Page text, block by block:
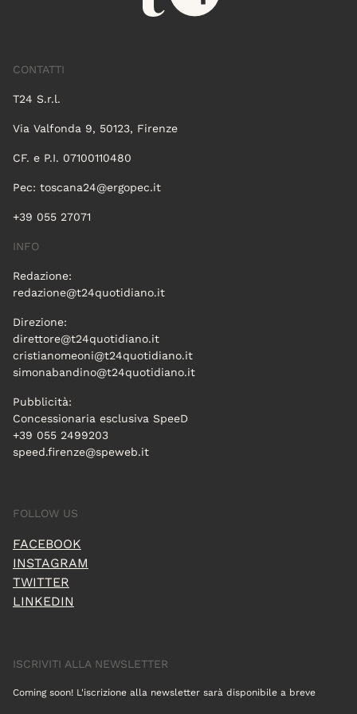
CONTATTI
T24 S.r.l.
Via Valfonda 9, 50123, Firenze
CF. e P.I. 07100110480
Pec: toscana24@ergopec.it
+39 055 27071
INFO
Redazione:
redazione@t24quotidiano.it
Direzione:
direttore@t24quotidiano.it
cristianomeoni@t24quotidiano.it
simonabandino@t24quotidiano.it
Pubblicità:
Concessionaria esclusiva SpeeD
+39 055 2499203
speed.firenze@speweb.it
FOLLOW US
FACEBOOK
INSTAGRAM
TWITTER
LINKEDIN
ISCRIVITI ALLA NEWSLETTER
Coming soon! L'iscrizione alla newsletter sarà disponibile a breve